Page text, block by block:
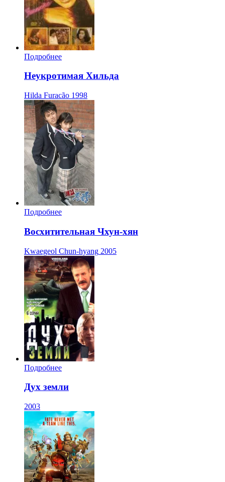
Подробнее
Неукротимая Хильда
Hilda Furacão 1998
Подробнее
Восхитительная Чхун-хян
Kwaegeol Chun-hyang 2005
Подробнее
Дух земли
2003